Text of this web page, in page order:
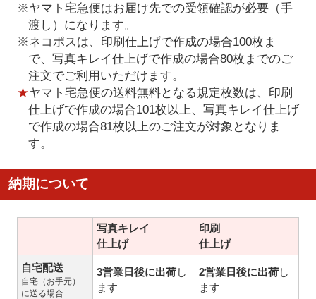
※ヤマト宅急便はお届け先での受領確認が必要（手
渡し）になります。
※ネコポスは、印刷仕上げで作成の場合100枚ま
で、写真キレイ仕上げで作成の場合80枚までのご
注文でご利用いただけます。
★ヤマト宅急便の送料無料となる規定枚数は、印刷
仕上げで作成の場合101枚以上、写真キレイ仕上げ
で作成の場合81枚以上のご注文が対象となりま
す。
納期について
写真キレイ
仕上げ
印刷
仕上げ
自宅配送
自宅（お手元）
に送る場合
3営業日後に出荷し
ます
2営業日後に出荷し
ます